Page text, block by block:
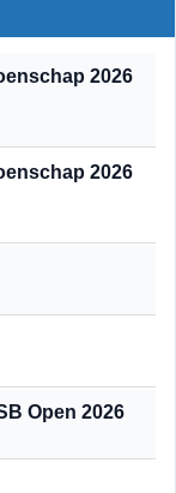
2026
2026
Open 2026